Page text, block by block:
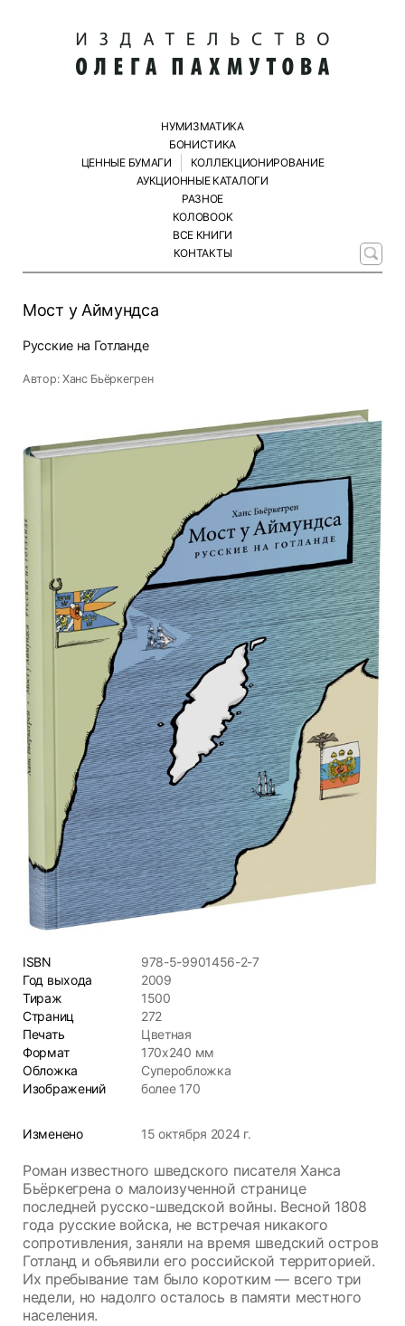
НУМИЗМАТИКА
БОНИСТИКА
ЦЕННЫЕ БУМАГИ
КОЛЛЕКЦИОНИРОВАНИЕ
АУКЦИОННЫЕ КАТАЛОГИ
РАЗНОЕ
КОЛОBOOK
ВСЕ КНИГИ
КОНТАКТЫ
Мост у Аймундса
Русские на Готланде
Автор: Ханс Бьёркегрен
ISBN
978-5-9901456-2-7
Год выхода
2009
Тираж
1500
Страниц
272
Печать
Цветная
Формат
170х240 мм
Обложка
Суперобложка
Изображений
более 170
Изменено 15 октября 2024 г.
Роман известного шведского писателя Ханса
Бьёркегрена о малоизученной странице
последней русско-шведской войны. Весной 1808
года русские войска, не встречая никакого
сопротивления, заняли на время шведский остров
Готланд и объявили его российской территорией.
Их пребывание там было коротким — всего три
недели, но надолго осталось в памяти местного
населения.